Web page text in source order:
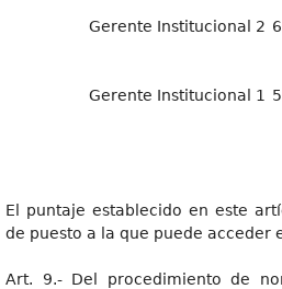
Gerente Institucional 2
Gerente Institucional 1
El puntaje establecido en este
de puesto a la que puede acceder
Art. 9.- Del procedimiento de